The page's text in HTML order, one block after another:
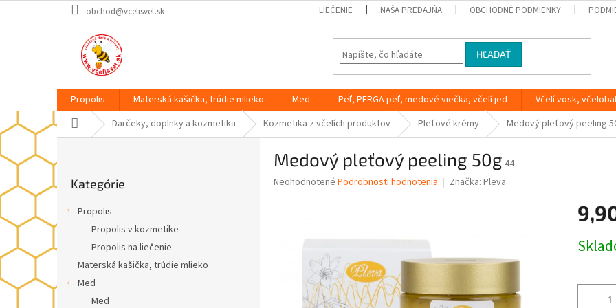
na
obchod@vcelisvet.sk LIEČENIE NAŠA PREDAJŇA OBCHODNÉ PODMIENKY
HĽADAŤ
Propolis Materská kašička, trúdie mlieko Med Peľ, PERGA peľ, medové viečka, včelí jed Včelí vosk,
DomovDarčeky, doplnky a kozmetika Kozmetika z včelích produktov Pleťové krémy Medový pleťový peeling
o
n
p
n
l
kategórie
Kategórie
Propolis
Propolis v kozmetike
Propolis na liečenie
Materská kašička, trúdie mlieko
Med
Med
Medový pleťový peeling 50g 44
Priemerné
hviezdičiek.
Neohodnotené Podrobnosti hodnotenia Značka: Pleva
cena: